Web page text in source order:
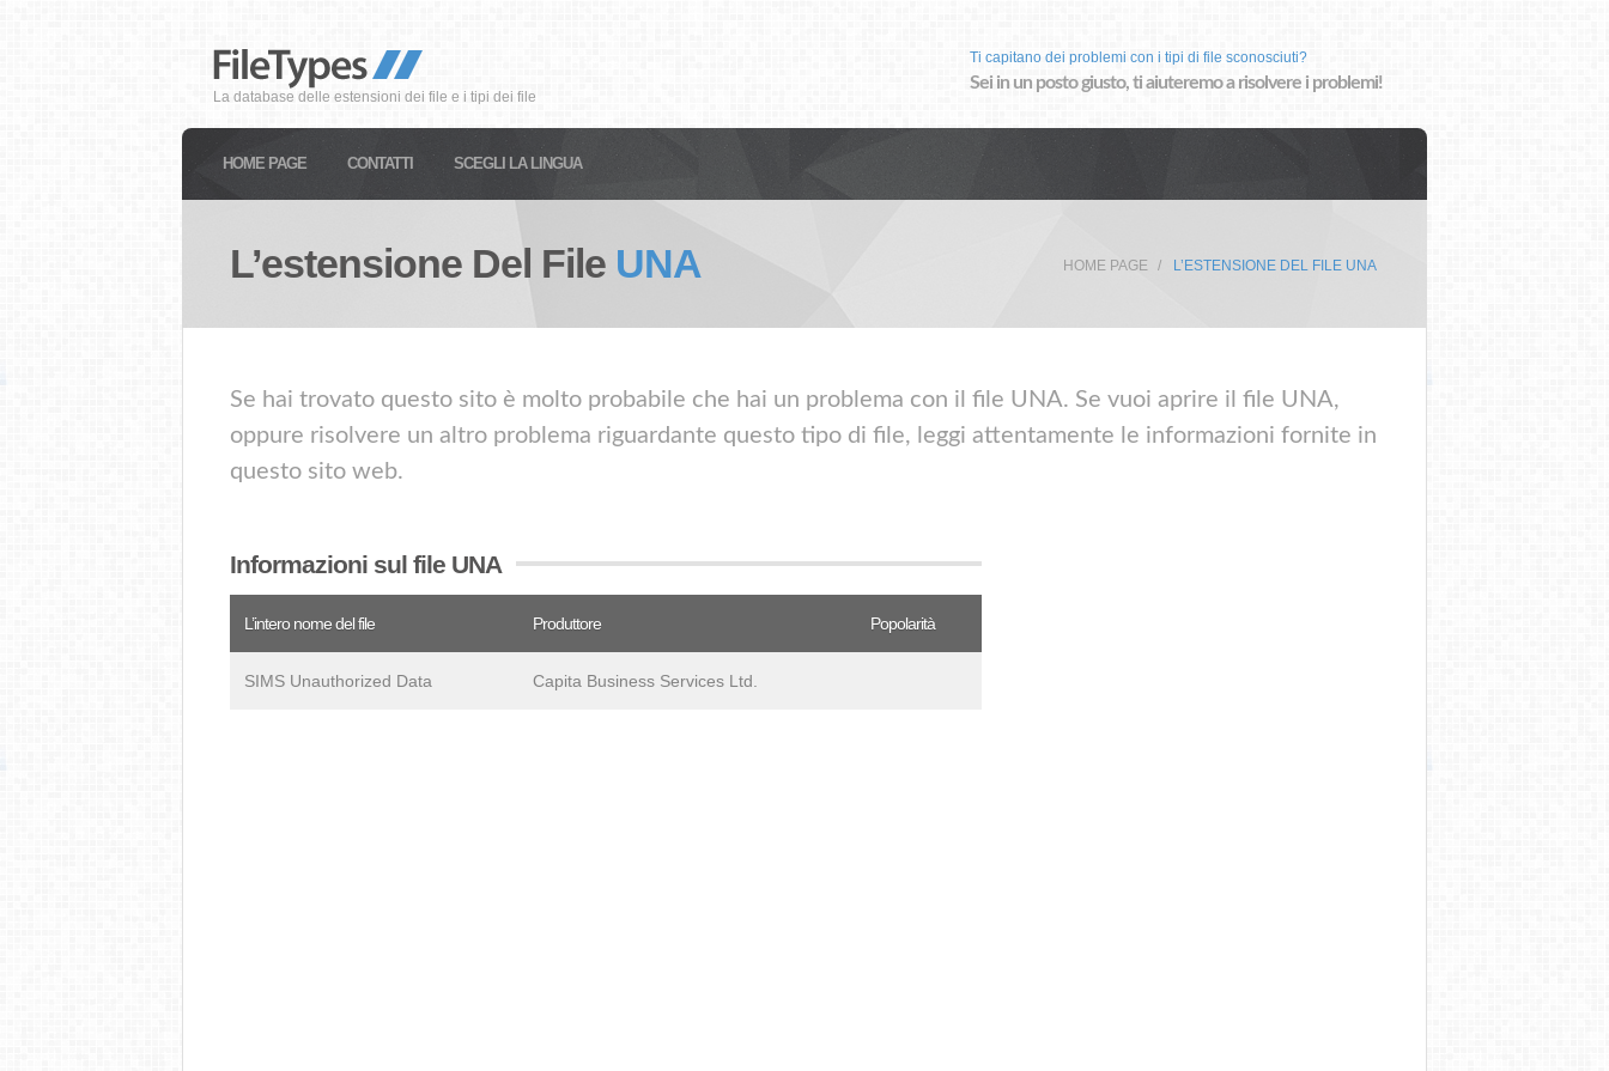
La database delle estensioni dei file e i tipi dei file
Ti capitano dei problemi con i tipi di file sconosciuti?
Sei in un posto giusto, ti aiuteremo a risolvere i problemi!
HOME PAGE CONTATTI SCEGLI LA LINGUA
L’estensione Del File UNA HOME PAGE L’ESTENSIONE DEL FILE UNA
Se hai trovato questo sito è molto probabile che hai un problema con il file UNA. Se vuoi aprire il file UNA,
oppure risolvere un altro problema riguardante questo tipo di file, leggi attentamente le informazioni fornite in
questo sito web.
Informazioni sul file UNA
L’intero nome del file Produttore Popolarità
SIMS Unauthorized Data Capita Business Services Ltd.